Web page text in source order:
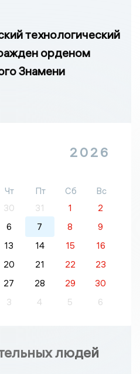
технологический
орденом
Знамени
2026
Чт Пт Сб
Вс
30 31 1
2
6 7 8
9
13 14 15
16
20 21 22
23
27 28 29
30
3 4 5 6
людей